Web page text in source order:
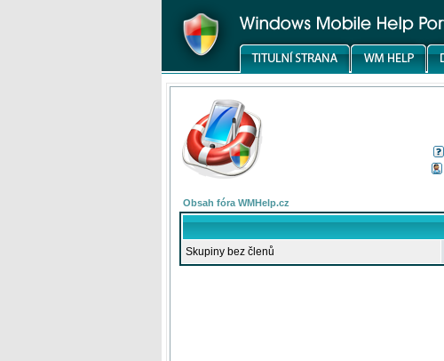
Obsah fóra WMHelp.cz
Skupiny bez členů